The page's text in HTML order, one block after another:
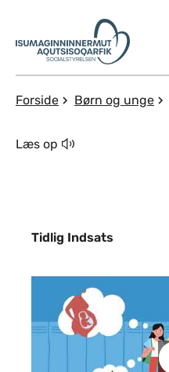
Spring til
Forside Børn og unge
Læs op
Tidlig Indsats
Indhold